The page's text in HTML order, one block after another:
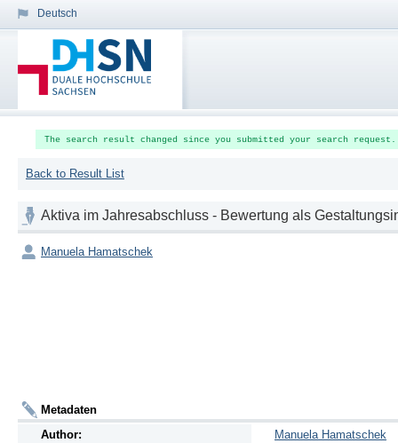
Deutsch
The search result changed since you submitted your search
Back to Result List
Aktiva im Jahresabschluss - Bewertung als
Manuela Hamatschek
Metadaten
Author:
Manuela Hamatschek